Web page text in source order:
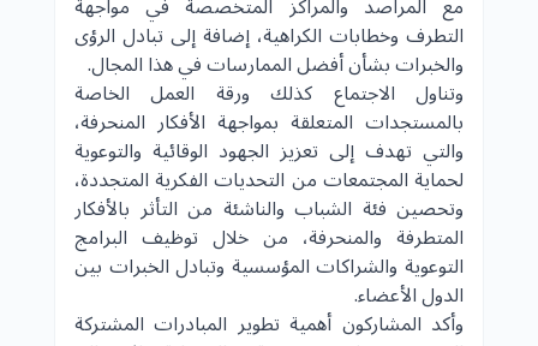
التطرف وخطابات الكراهية، إضافة إلى تبادل الرؤى
والخبرات بشأن أفضل الممارسات في هذا المجال.
وتناول الاجتماع كذلك ورقة العمل الخاصة
بالمستجدات المتعلقة بمواجهة الأفكار المنحرفة،
والتي تهدف إلى تعزيز الجهود الوقائية والتوعوية
لحماية المجتمعات من التحديات الفكرية المتجددة،
وتحصين فئة الشباب والناشئة من التأثر بالأفكار
المتطرفة والمنحرفة، من خلال توظيف البرامج
التوعوية والشراكات المؤسسية وتبادل الخبرات بين
الدول الأعضاء.
وأكد المشاركون أهمية تطوير المبادرات المشتركة